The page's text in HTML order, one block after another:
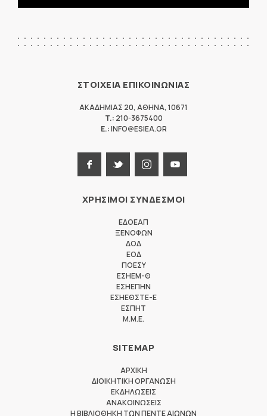
ΣΤΟΙΧΕΙΑ ΕΠΙΚΟΙΝΩΝΙΑΣ
ΑΚΑΔΗΜΙΑΣ 20, ΑΘΗΝΑ, 10671
T.: 210-3675400
E.:INFO@ESIEA.GR
ΧΡΗΣΙΜΟΙ ΣΥΝΔΕΣΜΟΙ
ΕΔΟΕΑΠ
ΞΕΝΟΦΩΝ
ΔΟΔ
ΕΟΔ
ΠΟΕΣΥ
ΕΣΗΕΜ-Θ
ΕΣΗΕΠΗΝ
ΕΣΗΕΘΣΤΕ-Ε
ΕΣΠΗΤ
M.M.E.
SITEMAP
ΑΡΧΙΚΗ
ΔΙΟΙΚΗΤΙΚΗ ΟΡΓΑΝΩΣΗ
ΕΚΔΗΛΩΣΕΙΣ
ΑΝΑΚΟΙΝΩΣΕΙΣ
Η ΒΙΒΛΙΟΘΗΚΗ ΤΩΝ ΠΕΝΤΕ ΑΙΩΝΩΝ